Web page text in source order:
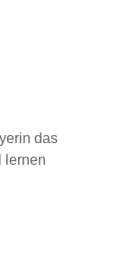
das
lernen